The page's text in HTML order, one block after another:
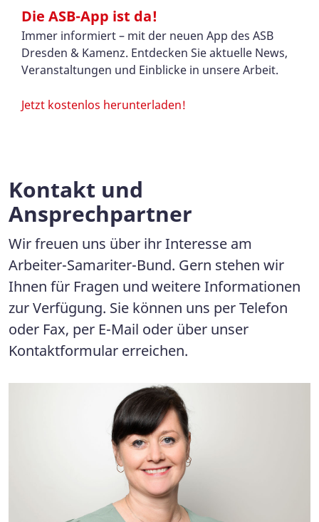
Die ASB-App ist da!
Immer informiert – mit der neuen App des ASB
Dresden & Kamenz. Entdecken Sie aktuelle News,
Veranstaltungen und Einblicke in unsere Arbeit.
Jetzt kostenlos herunterladen!
Kontakt und
Ansprechpartner
Wir freuen uns über ihr Interesse am
Arbeiter-Samariter-Bund. Gern stehen wir
Ihnen für Fragen und weitere Informationen
zur Verfügung. Sie können uns per Telefon
oder Fax, per E-Mail oder über unser
Kontaktformular erreichen.